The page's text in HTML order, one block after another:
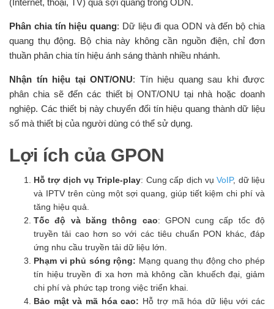
(Internet, thoại, TV) qua sợi quang trong ODN.
Phân chia tín hiệu quang: Dữ liệu đi qua ODN và đến bộ chia
quang thụ động. Bộ chia này không cần nguồn điện, chỉ đơn
thuần phân chia tín hiệu ánh sáng thành nhiều nhánh.
Nhận tín hiệu tại ONT/ONU: Tín hiệu quang sau khi được
phân chia sẽ đến các thiết bị ONT/ONU tại nhà hoặc doanh
nghiệp. Các thiết bị này chuyển đổi tín hiệu quang thành dữ liệu
số mà thiết bị của người dùng có thể sử dụng.
Lợi ích của GPON
Hỗ trợ dịch vụ Triple-play: Cung cấp dịch vụVoIP, dữ liệu
và IPTV trên cùng một sợi quang, giúp tiết kiệm chi phí và
tăng hiệu quả.
Tốc độ và băng thông cao: GPON cung cấp tốc độ
truyền tải cao hơn so với các tiêu chuẩn PON khác, đáp
ứng nhu cầu truyền tải dữ liệu lớn.
Phạm vi phủ sóng rộng: Mạng quang thụ động cho phép
tín hiệu truyền đi xa hơn mà không cần khuếch đại, giảm
chi phí và phức tạp trong việc triển khai.
Bảo mật và mã hóa cao: Hỗ trợ mã hóa dữ liệu với các